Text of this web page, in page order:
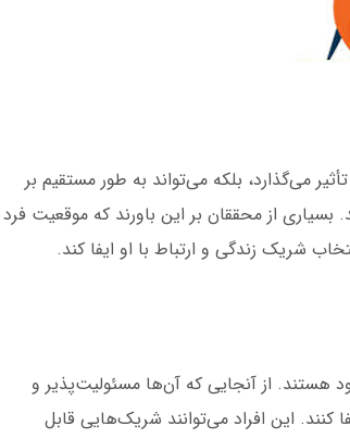
می‌گذارد، بلکه می‌تواند به طور مستقیم بر
بسیاری از محققان بر این باورند که موقعیت فرد
شریک زندگی و ارتباط با او ایفا کند.
هستند. از آنجایی که آن‌ها مسئولیت‌پذیر و
کنند. این افراد می‌توانند شریک‌هایی قابل